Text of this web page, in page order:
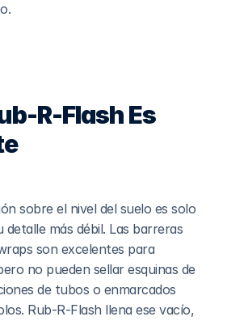
R-Flash Es
sobre el nivel del suelo es solo
más débil. Las barreras
son excelentes para
no pueden sellar esquinas de
de tubos o enmarcados
Rub-R-Flash llena ese vacío,